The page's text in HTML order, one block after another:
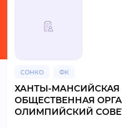
ПРОЕКТЫ
ВИДЕОКУРСЫ
СОНКО ФК
ХАНТЫ-МАНСИЙСКАЯ
ОБЩЕСТВЕННАЯ
ОЛИМПИЙСКИЙ